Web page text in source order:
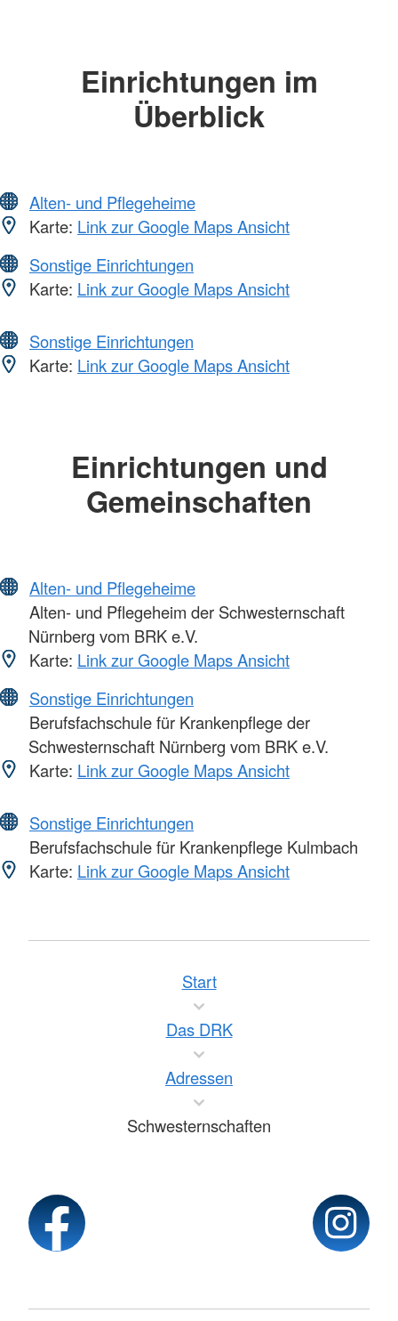
Einrichtungen im
Überblick
Alten- und Pflegeheime
Karte: Link zur Google Maps Ansicht
Sonstige Einrichtungen
Karte: Link zur Google Maps Ansicht
Sonstige Einrichtungen
Karte: Link zur Google Maps Ansicht
Einrichtungen und
Gemeinschaften
Alten- und Pflegeheime
Alten- und Pflegeheim der Schwesternschaft
Nürnberg vom BRK e.V.
Karte: Link zur Google Maps Ansicht
Sonstige Einrichtungen
Berufsfachschule für Krankenpflege der
Schwesternschaft Nürnberg vom BRK e.V.
Karte: Link zur Google Maps Ansicht
Sonstige Einrichtungen
Berufsfachschule für Krankenpflege Kulmbach
Karte: Link zur Google Maps Ansicht
Start
Das DRK
Adressen
Schwesternschaften